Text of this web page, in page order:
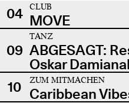
04
CLUB
MOVE
09
TANZ
ABGESAGT:
Oskar
10
ZUM MITMACHEN
Caribbean